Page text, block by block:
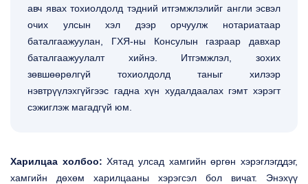
авч явах тохиолдолд тэдний итгэмжлэлийг англи эсвэл
очих улсын хэл дээр орчуулж нотариатаар
баталгаажуулан, ГХЯ-ны Консулын газраар давхар
баталгаажуулалт хийнэ. Итгэмжлэл, зохих
зөвшөөрөлгүй тохиолдолд таныг хилээр
нэвтрүүлэхгүйгээс гадна хүн худалдаалах гэмт хэрэгт
сэжиглэж магадгүй юм.
Харилцаа холбоо: Хятад улсад хамгийн өргөн хэрэглэгддэг,
хамгийн дөхөм харилцааны хэрэгсэл бол вичат. Энэхүү